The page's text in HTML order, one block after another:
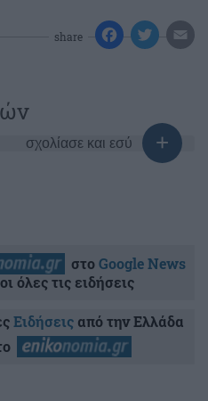
share
σχολίασε και εσύ
στοGoogle News
όλες τις ειδήσεις
Ειδήσειςαπό την Ελλάδα